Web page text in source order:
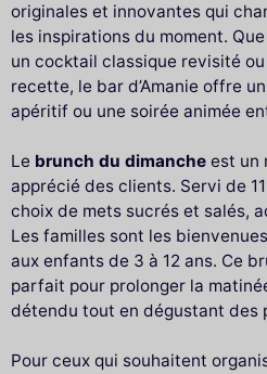
originales et innovantes qui
les inspirations du moment.
un cocktail classique revisité
recette, le bar d’Amanie offre
apéritif ou une soirée animée
Le brunch du dimanche est un
apprécié des clients. Servi de
choix de mets sucrés et salés,
Les familles sont les
aux enfants de 3 à 12 ans. Ce
parfait pour prolonger la
détendu tout en dégustant des
Pour ceux qui souhaitent